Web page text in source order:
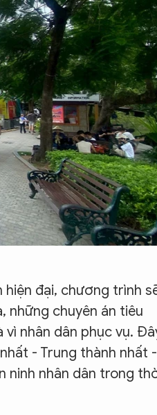
đại, chương trình
những chuyên án tiêu
vì nhân dân phục vụ.
- Trung thành nhất -
ninh nhân dân trong